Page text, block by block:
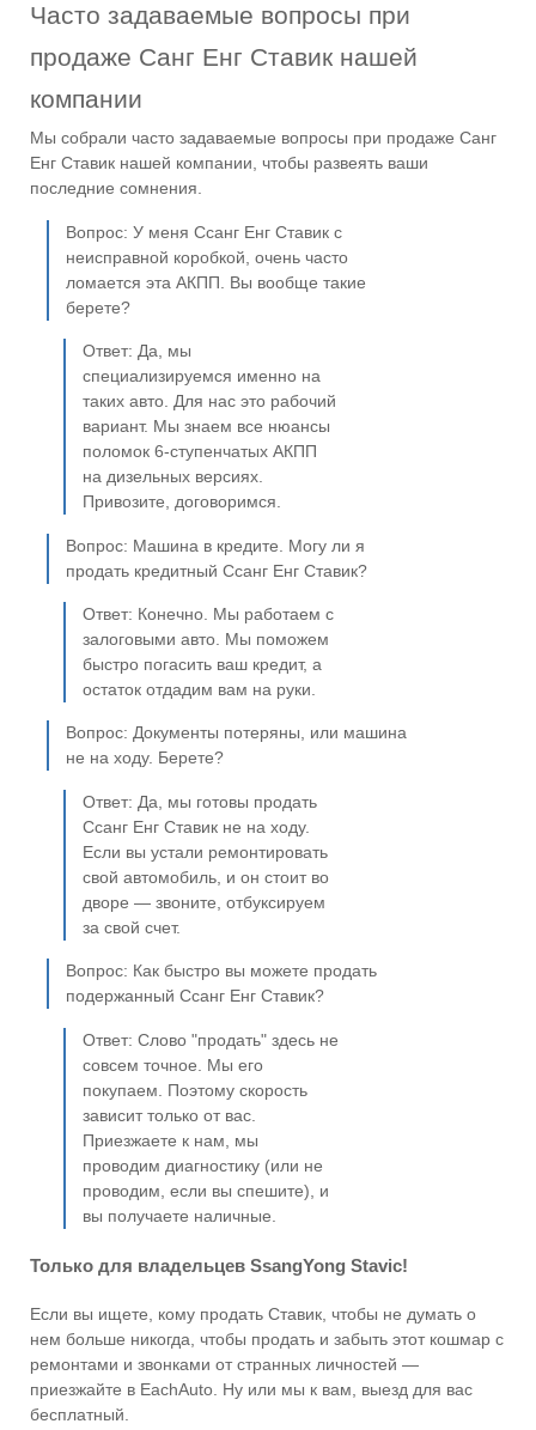
Часто задаваемые вопросы при
продаже Санг Енг Ставик нашей
компании
Мы собрали часто задаваемые вопросы при продаже Санг
Енг Ставик нашей компании, чтобы развеять ваши
последние сомнения.
Вопрос: У меня Ссанг Енг Ставик с
неисправной коробкой, очень часто
ломается эта АКПП. Вы вообще такие
берете?
Ответ: Да, мы
специализируемся именно на
таких авто. Для нас это рабочий
вариант. Мы знаем все нюансы
поломок 6-ступенчатых АКПП
на дизельных версиях.
Привозите, договоримся.
Вопрос: Машина в кредите. Могу ли я
продать кредитный Ссанг Енг Ставик?
Ответ: Конечно. Мы работаем с
залоговыми авто. Мы поможем
быстро погасить ваш кредит, а
остаток отдадим вам на руки.
Вопрос: Документы потеряны, или машина
не на ходу. Берете?
Ответ: Да, мы готовы продать
Ссанг Енг Ставик не на ходу.
Если вы устали ремонтировать
свой автомобиль, и он стоит во
дворе — звоните, отбуксируем
за свой счет.
Вопрос: Как быстро вы можете продать
подержанный Ссанг Енг Ставик?
Ответ: Слово "продать" здесь не
совсем точное. Мы его
покупаем. Поэтому скорость
зависит только от вас.
Приезжаете к нам, мы
проводим диагностику (или не
проводим, если вы спешите), и
вы получаете наличные.
Только для владельцев SsangYong Stavic!
Если вы ищете, кому продать Ставик, чтобы не думать о
нем больше никогда, чтобы продать и забыть этот кошмар с
ремонтами и звонками от странных личностей —
приезжайте в EachAuto. Ну или мы к вам, выезд для вас
бесплатный.